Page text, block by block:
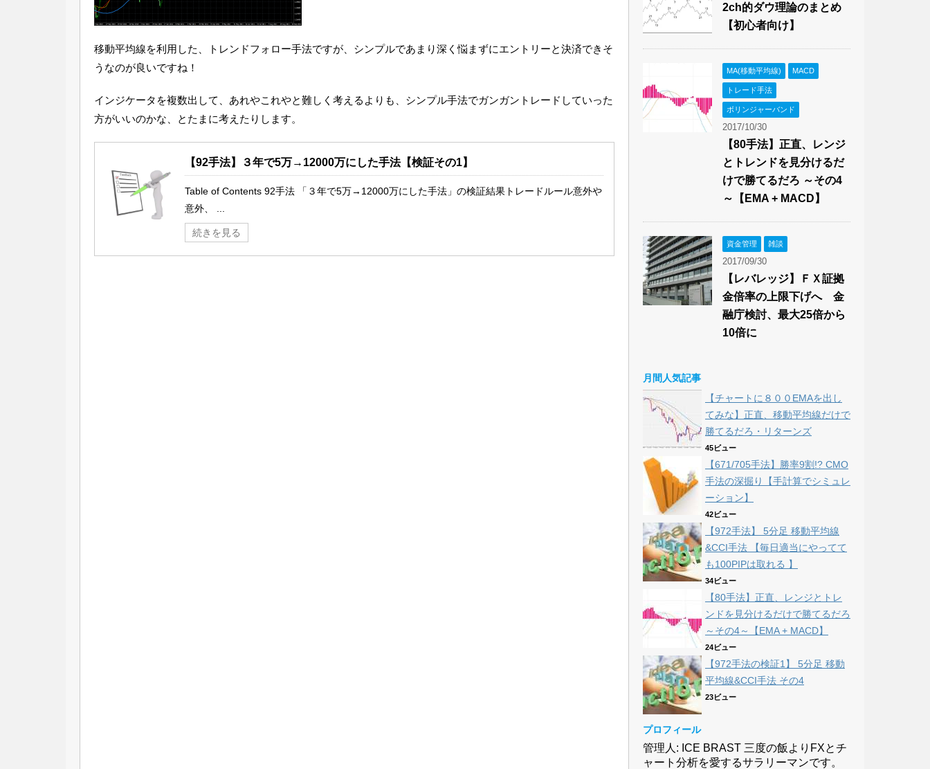
移動平均線を利用した、トレンドフォロー手法ですが、シンプルであまり深く悩まずにエントリーと決済できそ
うなのが良いですね！
インジケータを複数出して、あれやこれやと難しく考えるよりも、シンプル手法でガンガントレードしていった
方がいいのかな、とたまに考えたりします。
【92手法】３年で5万→12000万にした手法【検証その1】
Table of Contents 92手法 「３年で5万→12000万にした手法」の検証結果トレードルール意外や
意外、 ...
続きを見る
2ch的ダウ理論のまとめ
【初心者向け】
MA(移動平均線) MACD
トレード手法
ボリンジャーバンド
2017/10/30
【80手法】正直、レンジ
とトレンドを見分けるだ
けで勝てるだろ ～その4
～【EMA + MACD】
資金管理 雑談
2017/09/30
【レバレッジ】ＦＸ証拠
金倍率の上限下げへ 金
融庁検討、最大25倍から
10倍に
月間人気記事
【チャートに８００EMAを出し
てみな】正直、移動平均線だけで
勝てるだろ・リターンズ
45ビュー
【671/705手法】勝率9割!? CMO
手法の深掘り【手計算でシミュレ
ーション】
42ビュー
【972手法】 5分足 移動平均線
&CCI手法 【毎日適当にやってて
も100PIPは取れる 】
34ビュー
【80手法】正直、レンジとトレ
ンドを見分けるだけで勝てるだろ
～その4～【EMA + MACD】
24ビュー
【972手法の検証1】 5分足 移動
平均線&CCI手法 その4
23ビュー
プロフィール
管理人: ICE BRAST 三度の飯よりFXとチ
ャート分析を愛するサラリーマンです。